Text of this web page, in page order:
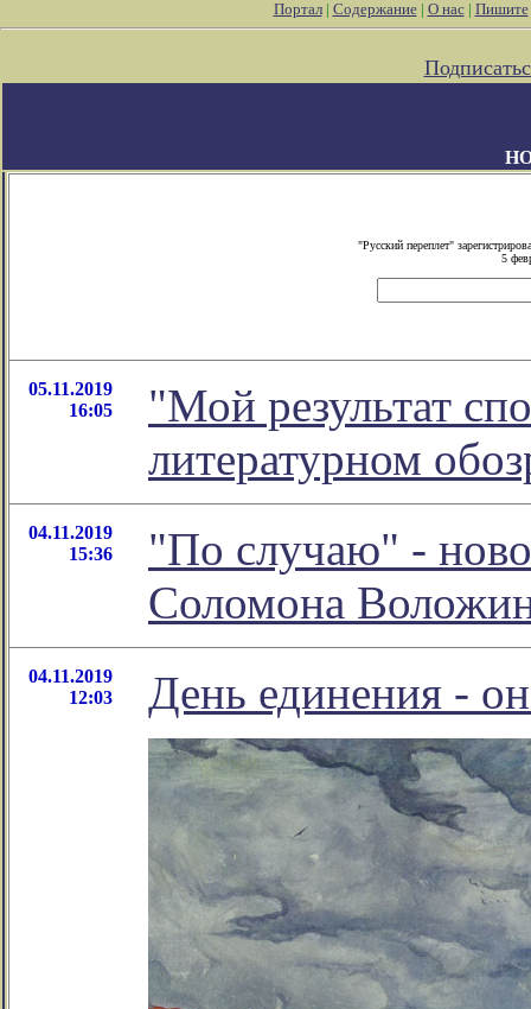
Портал| Содержание| О нас| Пишите
"Русский переплет"
5
05.11.2019
16:05
"Мой результат
литературном
04.11.2019
15:36
"По случаю" -
Соломона
04.11.2019
12:03
День единения -